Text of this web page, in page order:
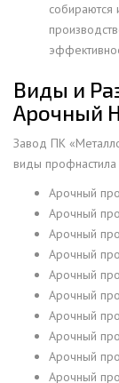
собираются
Виды и
Арочный
Завод ПК
виды
Арочный
Арочный
Арочный
Арочный
Арочный
Арочный
Арочный
Арочный
Арочный
Арочный